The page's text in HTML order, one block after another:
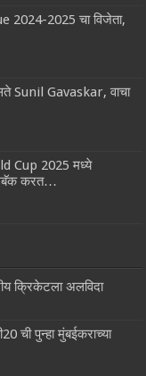
2024-2025 चा विजेता,
Sunil Gavaskar, वाचा
Cup 2025 मध्ये
करत…
क्रिकेटला अलविदा
ची पुन्हा मुंबईकराच्या